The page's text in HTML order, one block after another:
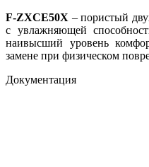
F-ZXCE50X – пористый
с увлажняющей
наивысший уровень
замене при физическом
Документация